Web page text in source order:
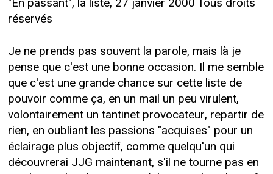
réservés
Je ne prends pas souvent la parole, mais là je
pense que c'est une bonne occasion. Il me semble
que c'est une grande chance sur cette liste de
pouvoir comme ça, en un mail un peu virulent,
volontairement un tantinet provocateur, repartir de
rien, en oubliant les passions "acquises" pour un
éclairage plus objectif, comme quelqu'un qui
découvrerai JJG maintenant, s'il ne tourne pas en